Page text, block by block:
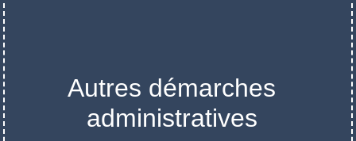
Autres démarches
administratives